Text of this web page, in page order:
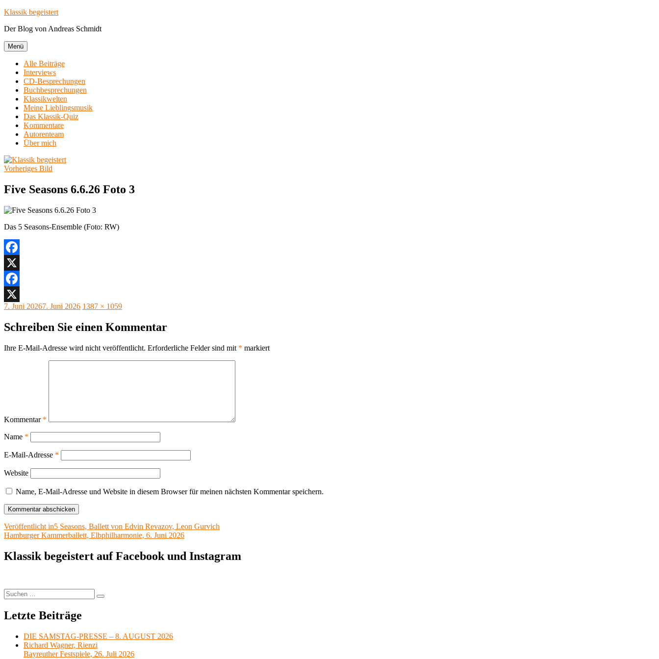
Zum
springen
Klassik begeistert
Der Blog von Andreas Schmidt
Menü
Alle Beiträge
Interviews
CD-Besprechungen
Buchbesprechungen
Klassikwelten
Meine Lieblingsmusik
Das Klassik-Quiz
Kommentare
Autorenteam
Über mich
Vorheriges Bild
Five Seasons 6.6.26 Foto 3
Das 5 Seasons-Ensemble (Foto: RW)
Facebook
X
Facebook
X
Veröffentlicht
7. Juni 20267. Juni 2026 Originalgröße
1387 × 1059
Schreiben Sie einen Kommentar
Ihre E-Mail-Adresse wird nicht veröffentlicht. Erforderliche Felder sind mit * markiert
Kommentar *
Name *
E-Mail-Adresse *
Website
Name, E-Mail-Adresse und Website in diesem Browser für meinen nächsten Kommentar speichern.
Beitragsnavigation
Veröffentlicht in5 Seasons, Ballett von Edvin Revazov, Leon Gurvich
Hamburger Kammerballett, Elbphilharmonie, 6. Juni 2026
Klassik begeistert auf Facebook und Instagram
Suchen
nach:
Suchen
Letzte Beiträge
DIE SAMSTAG-PRESSE – 8. AUGUST 2026
Richard Wagner, Rienzi
Bayreuther Festspiele, 26. Juli 2026